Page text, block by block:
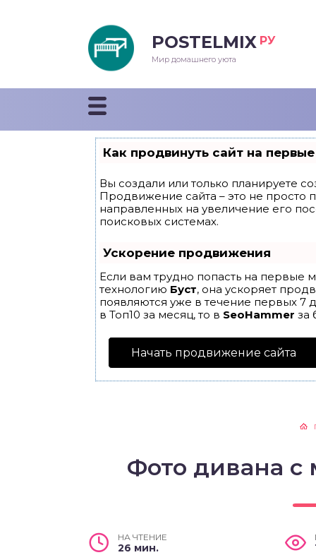
POSTELMIX РУ
Мир домашнего уюта
Как продвинуть сайт на
Вы создали или только планируете
Продвижение сайта – это не просто
направленных на увеличение его
поисковых системах.
Ускорение продвижения
Если вам трудно попасть на первые
технологию Буст, она ускоряет
появляются уже в течение первых 7
в Топ10 за месяц, то в SeoHammer за
Начать продвижение сайта
Фото дивана с
НА ЧТЕНИЕ
26 мин.